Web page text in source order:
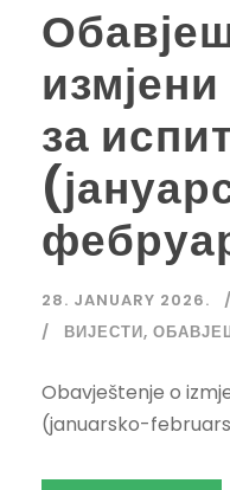
за
28. JANUARY 2026.
ВИЈЕСТИ,
Obavještenje o
(januarsko-